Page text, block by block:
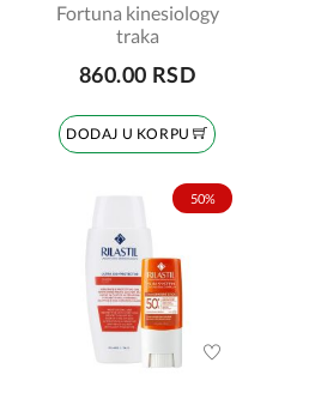
Fortuna kinesiology
traka
860.00 RSD
DODAJ U KORPU
50%